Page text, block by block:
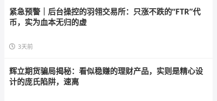
紧急预警｜后台操控的羽翎交易所：只涨不跌的“FTR”代
币，实为血本无归的虚
3天前
辉立期货骗局揭秘：看似稳赚的理财产品，实则是精心设
计的庞氏陷阱，速离